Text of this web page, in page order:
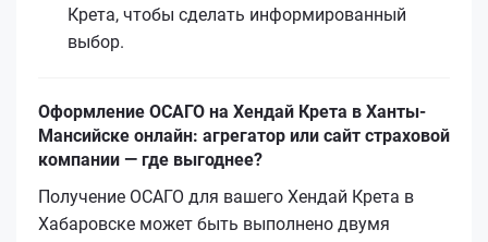
Крета, чтобы сделать информированный
выбор.
Оформление ОСАГО на Хендай Крета в Ханты-
Мансийске онлайн: агрегатор или сайт страховой
компании — где выгоднее?
Получение ОСАГО для вашего Хендай Крета в
Хабаровске может быть выполнено двумя